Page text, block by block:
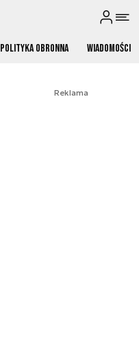
Polityka obronna Wiadomości
Reklama